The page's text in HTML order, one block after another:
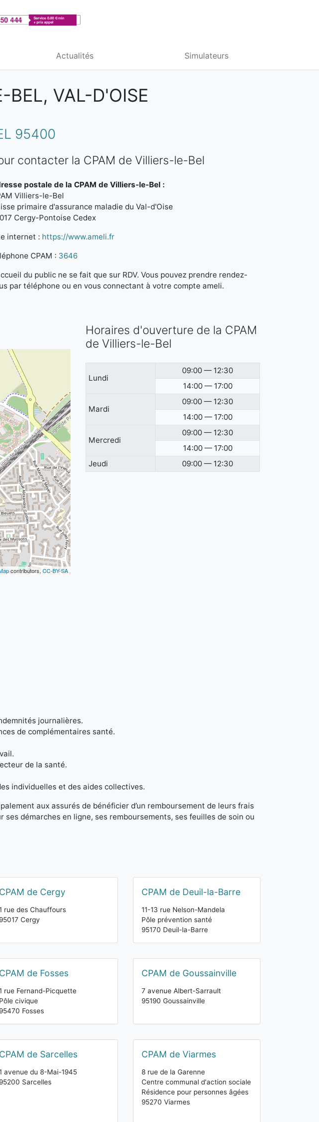
Actualités Simulateurs
BEL, VAL-D'OISE
95400
contacter la CPAM de Villiers-le-Bel
postale de la CPAM de Villiers-le-Bel :
Villiers-le-Bel
primaire d'assurance maladie du Val-d'Oise
Cergy-Pontoise Cedex
internet : https://www.ameli.fr
CPAM : 3646
du public ne se fait que sur RDV. Vous pouvez prendre rendez-
par téléphone ou en vous connectant à votre compte ameli.
contributors, CC-BY-SA
Horaires d'ouverture de la CPAM
de Villiers-le-Bel
Lundi
09:00 — 12:30
14:00 — 17:00
Mardi
09:00 — 12:30
14:00 — 17:00
Mercredi
09:00 — 12:30
14:00 — 17:00
Jeudi
09:00 — 12:30
journalières.
de complémentaires santé.
de la santé.
individuelles et des aides collectives.
aux assurés de bénéficier d’un remboursement de leurs frais
démarches en ligne, ses remboursements, ses feuilles de soin ou
CPAM de Cergy
rue des Chauffours
95017 Cergy
CPAM de Deuil-la-Barre
11-13 rue Nelson-Mandela
Pôle prévention santé
95170 Deuil-la-Barre
CPAM de Fosses
rue Fernand-Picquette
Pôle civique
95470 Fosses
CPAM de Goussainville
7 avenue Albert-Sarrault
95190 Goussainville
CPAM de Sarcelles
avenue du 8-Mai-1945
95200 Sarcelles
CPAM de Viarmes
8 rue de la Garenne
Centre communal d'action sociale
Résidence pour personnes âgées
95270 Viarmes